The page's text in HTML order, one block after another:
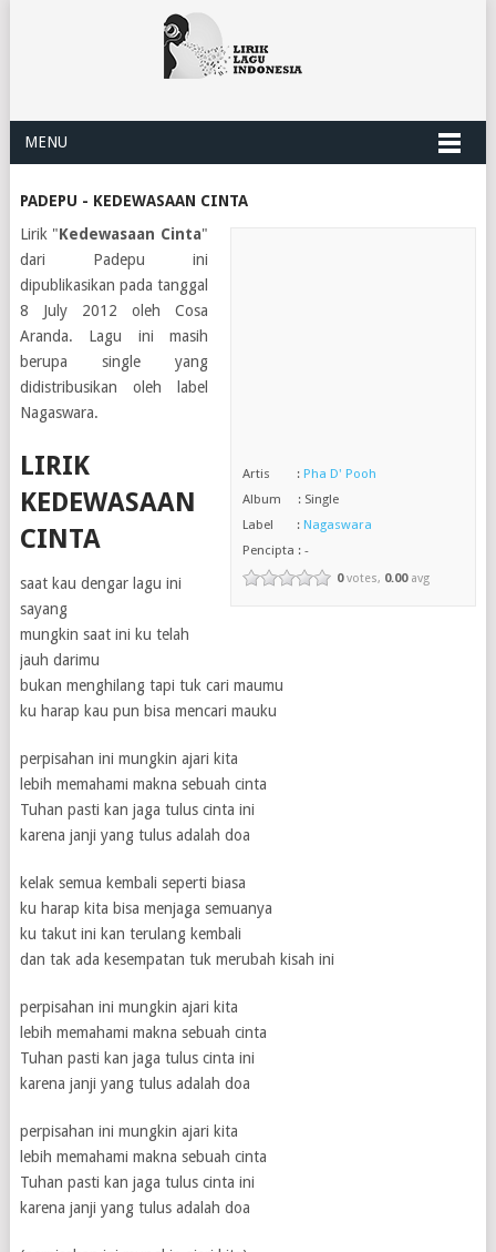
MENU
PADEPU - KEDEWASAAN CINTA
Artis :Pha D' Pooh
Album : Single
Label :Nagaswara
Pencipta : -
0votes, 0.00avg
Lirik "Kedewasaan Cinta"
dari Padepu ini
dipublikasikan pada tanggal
8 July 2012 oleh Cosa
Aranda. Lagu ini masih
berupa single yang
didistribusikan oleh label
Nagaswara.
LIRIK
KEDEWASAAN
CINTA
saat kau dengar lagu ini
sayang
mungkin saat ini ku telah
jauh darimu
bukan menghilang tapi tuk cari maumu
ku harap kau pun bisa mencari mauku
perpisahan ini mungkin ajari kita
lebih memahami makna sebuah cinta
Tuhan pasti kan jaga tulus cinta ini
karena janji yang tulus adalah doa
kelak semua kembali seperti biasa
ku harap kita bisa menjaga semuanya
ku takut ini kan terulang kembali
dan tak ada kesempatan tuk merubah kisah ini
perpisahan ini mungkin ajari kita
lebih memahami makna sebuah cinta
Tuhan pasti kan jaga tulus cinta ini
karena janji yang tulus adalah doa
perpisahan ini mungkin ajari kita
lebih memahami makna sebuah cinta
Tuhan pasti kan jaga tulus cinta ini
karena janji yang tulus adalah doa